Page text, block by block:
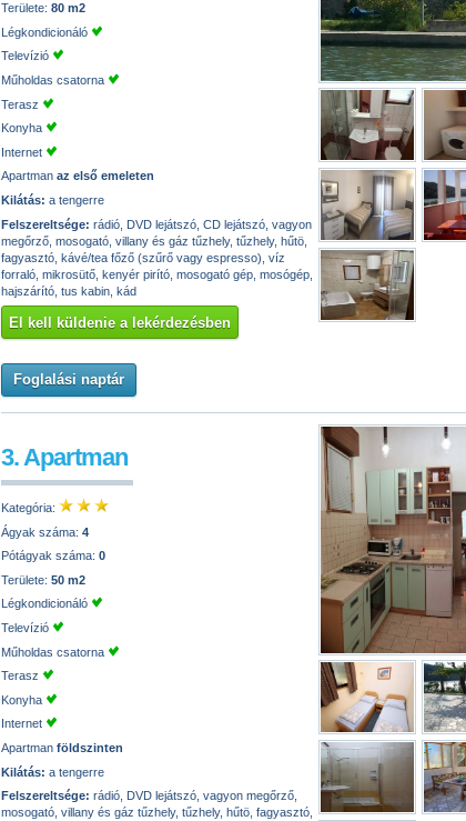
Területe: 80 m2
Légkondicionáló
Televízió
Műholdas csatorna
Terasz
Konyha
Internet
Apartman az első emeleten
Kilátás: a tengerre
Felszereltsége: rádió, DVD lejátszó, CD lejátszó, vagyon
megőrző, mosogató, villany és gáz tűzhely, tűzhely, hűtö,
fagyasztó, kávé/tea főző (szűrő vagy espresso), víz
forraló, mikrosütő, kenyér pirító, mosogató gép, mosógép,
hajszárító, tus kabin, kád
El kell küldenie a lekérdezésben
Foglalási naptár
3. Apartman
Kategória:
Ágyak száma: 4
Pótágyak száma: 0
Területe: 50 m2
Légkondicionáló
Televízió
Műholdas csatorna
Terasz
Konyha
Internet
Apartman földszinten
Kilátás: a tengerre
Felszereltsége: rádió, DVD lejátszó, vagyon megőrző,
mosogató, villany és gáz tűzhely, tűzhely, hűtö, fagyasztó,